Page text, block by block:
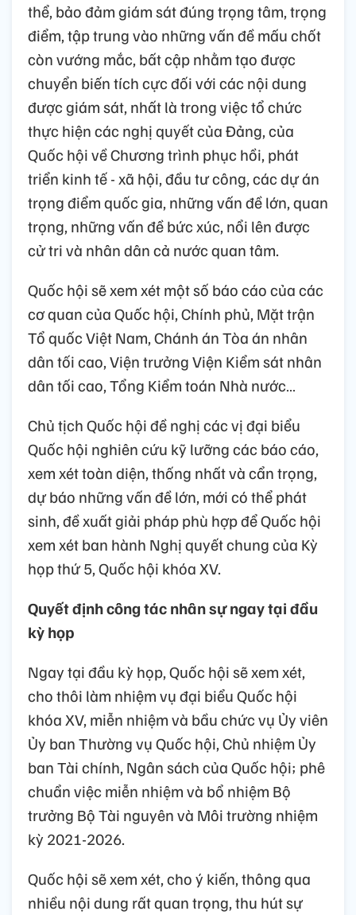
thể, bảo đảm giám sát đúng trọng tâm, trọng
điểm, tập trung vào những vấn đề mấu chốt
còn vướng mắc, bất cập nhằm tạo được
chuyển biến tích cực đối với các nội dung
được giám sát, nhất là trong việc tổ chức
thực hiện các nghị quyết của Đảng, của
Quốc hội về Chương trình phục hồi, phát
triển kinh tế - xã hội, đầu tư công, các dự án
trọng điểm quốc gia, những vấn đề lớn, quan
trọng, những vấn đề bức xúc, nổi lên được
cử tri và nhân dân cả nước quan tâm.
Quốc hội sẽ xem xét một số báo cáo của các
cơ quan của Quốc hội, Chính phủ, Mặt trận
Tổ quốc Việt Nam, Chánh án Tòa án nhân
dân tối cao, Viện trưởng Viện Kiểm sát nhân
dân tối cao, Tổng Kiểm toán Nhà nước…
Chủ tịch Quốc hội đề nghị các vị đại biểu
Quốc hội nghiên cứu kỹ lưỡng các báo cáo,
xem xét toàn diện, thống nhất và cẩn trọng,
dự báo những vấn đề lớn, mới có thể phát
sinh, đề xuất giải pháp phù hợp để Quốc hội
xem xét ban hành Nghị quyết chung của Kỳ
họp thứ 5, Quốc hội khóa XV.
Quyết định công tác nhân sự ngay tại đầu
kỳ họp
Ngay tại đầu kỳ họp, Quốc hội sẽ xem xét,
cho thôi làm nhiệm vụ đại biểu Quốc hội
khóa XV, miễn nhiệm và bầu chức vụ Ủy viên
Ủy ban Thường vụ Quốc hội, Chủ nhiệm Ủy
ban Tài chính, Ngân sách của Quốc hội; phê
chuẩn việc miễn nhiệm và bổ nhiệm Bộ
trưởng Bộ Tài nguyên và Môi trường nhiệm
kỳ 2021-2026.
Quốc hội sẽ xem xét, cho ý kiến, thông qua
nhiều nội dung rất quan trọng, thu hút sự